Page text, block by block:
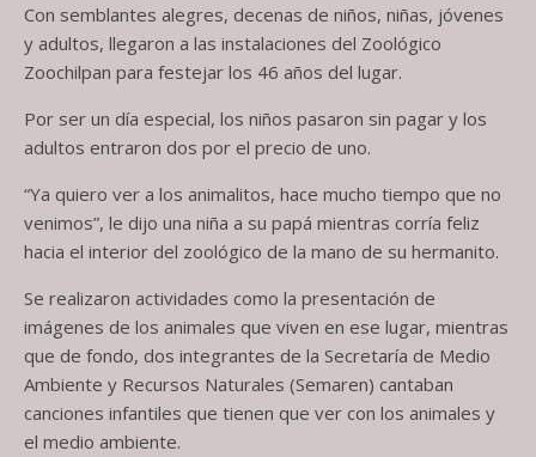
Con semblantes alegres, decenas de niños, niñas, jóvenes
y adultos, llegaron a las instalaciones del Zoológico
Zoochilpan para festejar los 46 años del lugar.
Por ser un día especial, los niños pasaron sin pagar y los
adultos entraron dos por el precio de uno.
“Ya quiero ver a los animalitos, hace mucho tiempo que no
venimos”, le dijo una niña a su papá mientras corría feliz
hacia el interior del zoológico de la mano de su hermanito.
Se realizaron actividades como la presentación de
imágenes de los animales que viven en ese lugar, mientras
que de fondo, dos integrantes de la Secretaría de Medio
Ambiente y Recursos Naturales (Semaren) cantaban
canciones infantiles que tienen que ver con los animales y
el medio ambiente.